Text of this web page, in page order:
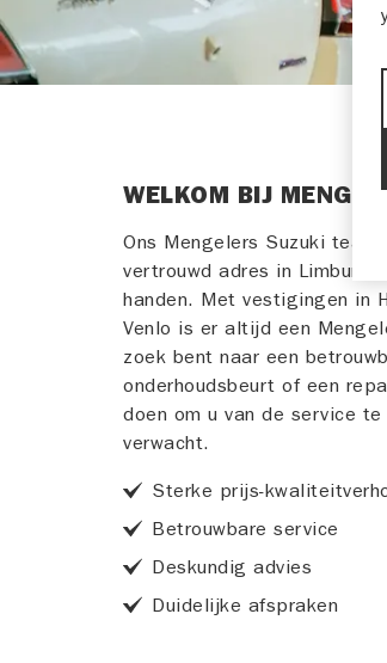
WELKOM BIJ
Ons Mengelers Suzuki
vertrouwd adres in Limburg.
handen. Met vestigingen in
Venlo is er altijd een
zoek bent naar een
onderhoudsbeurt of een
doen om u van de service
verwacht.
Sterke prijs-
Betrouwbare service
Deskundig advies
Duidelijke afspraken